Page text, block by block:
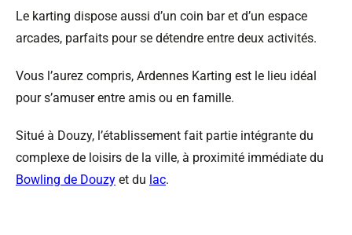
Le karting dispose aussi d’un coin bar et d’un espace
arcades, parfaits pour se détendre entre deux activités.
Vous l’aurez compris, Ardennes Karting est le lieu idéal
pour s’amuser entre amis ou en famille.
Situé à Douzy, l’établissement fait partie intégrante du
complexe de loisirs de la ville, à proximité immédiate du
Bowling de Douzy et du lac.